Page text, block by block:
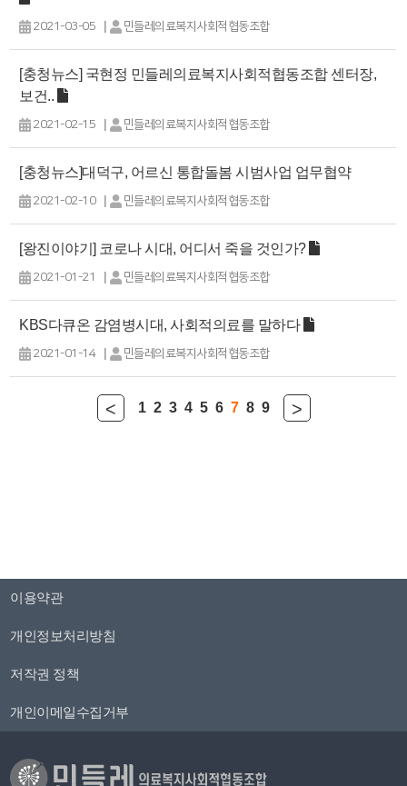
2021-03-05 | 민들레의료복지사회적협동조합
[충청뉴스] 국현정 민들레의료복지사회적협동조합 센터장,
보건..
2021-02-15 | 민들레의료복지사회적협동조합
[충청뉴스]대덕구, 어르신 통합돌봄 시범사업 업무협약
2021-02-10 | 민들레의료복지사회적협동조합
[왕진이야기] 코로나 시대, 어디서 죽을 것인가?
2021-01-21 | 민들레의료복지사회적협동조합
KBS다큐온 감염병시대, 사회적의료를 말하다
2021-01-14 | 민들레의료복지사회적협동조합
< 1 2 3 4 5 6 7 8 9 >
이용약관
개인정보처리방침
저작권 정책
개인이메일수집거부